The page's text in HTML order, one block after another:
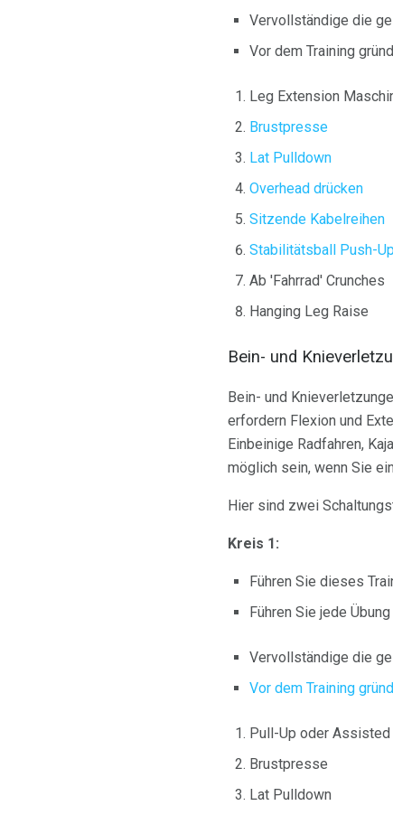
Vervollständige die
Vor dem Training
Leg Extension
Brustpresse
Lat Pulldown
Overhead drücken
Sitzende Kabelreihen
Stabilitätsball Push-Up
Ab 'Fahrrad' Crunches
Hanging Leg Raise
Bein- und
Bein- und
erfordern Flexion und
Einbeinige Radfahren,
möglich sein, wenn Sie
Hier sind zwei
Kreis 1:
Führen Sie dieses
Führen Sie jede
Vervollständige die
Vor dem Training
Pull-Up oder Assisted
Brustpresse
Lat Pulldown